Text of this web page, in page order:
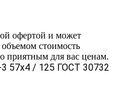
офертой и может
стоимость
приятным для вас ценам.
57x4 / 125 ГОСТ 30732